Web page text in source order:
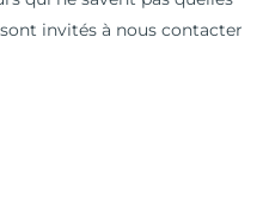
invités à nous contacter